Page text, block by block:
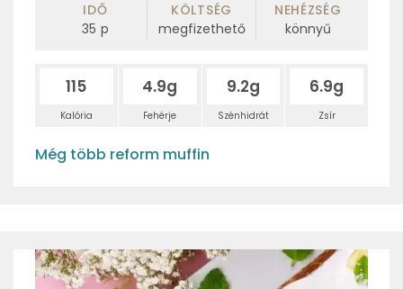
IDŐ
35 p
KÖLTSÉG
megfizethető
NEHÉZSÉG
könnyű
115
Kalória
4.9g
Fehérje
9.2g
Szénhidrát
6.9g
Zsír
Még több reform muffin